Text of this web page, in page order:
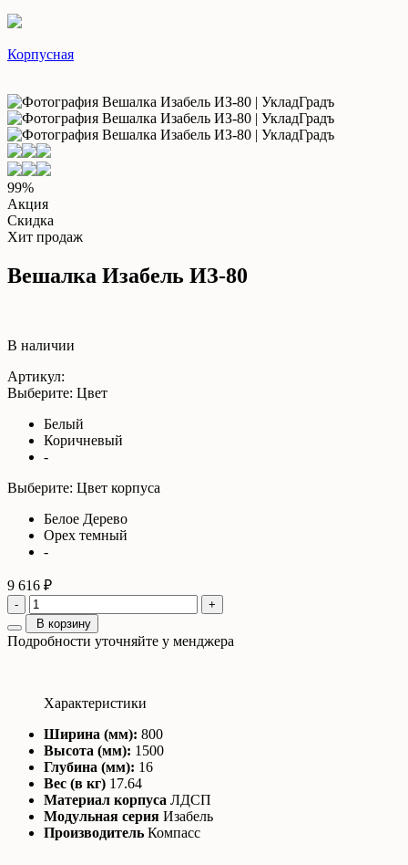
Корпусная
99%
Акция
Скидка
Хит продаж
Вешалка Изабель ИЗ-80
В наличии
Артикул:
Выберите: Цвет
Белый
Коричневый
-
Выберите: Цвет корпуса
Белое Дерево
Орех темный
-
9 616 ₽
-
+
В корзину
Подробности уточняйте у менджера
Характеристики
Ширина (мм): 800
Высота (мм): 1500
Глубина (мм): 16
Вес (в кг) 17.64
Материал корпуса ЛДСП
Модульная серия Изабель
Производитель Компасс